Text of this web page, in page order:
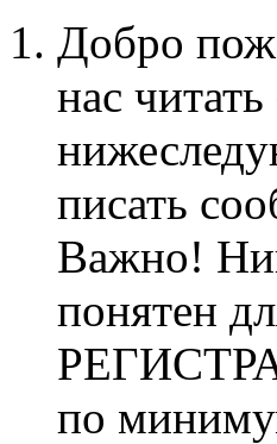
Добро
нас
писать
Важно!
понятен
по